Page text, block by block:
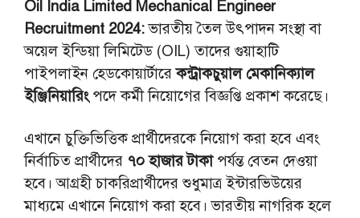
Oil India Limited Mechanical Engineer
Recruitment 2024:ভারতীয় তৈল উৎপাদন সংস্থা বা
অয়েল ইন্ডিয়া লিমিটেড (OIL) তাদের গুয়াহাটি
পাইপলাইন হেডকোয়ার্টারেকন্ট্রাকচুয়াল মেকানিক্যাল
ইঞ্জিনিয়ারিংপদে কর্মী নিয়োগের বিজ্ঞপ্তি প্রকাশ করেছে।
এখানে চুক্তিভিত্তিক প্রার্থীদেরকে নিয়োগ করা হবে এবং
নির্বাচিত প্রার্থীদের ৭০ হাজার টাকাপর্যন্ত বেতন দেওয়া
হবে। আগ্রহী চাকরিপ্রার্থীদের শুধুমাত্র ইন্টারভিউয়ের
মাধ্যমে এখানে নিয়োগ করা হবে। ভারতীয় নাগরিক হলে